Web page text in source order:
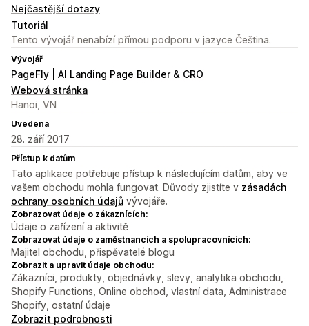
Nejčastější dotazy
Tutoriál
Tento vývojář nenabízí přímou podporu v jazyce Čeština.
Vývojář
PageFly | AI Landing Page Builder & CRO
Webová stránka
Hanoi, VN
Uvedena
28. září 2017
Přístup k datům
Tato aplikace potřebuje přístup k následujícím datům, aby ve
vašem obchodu mohla fungovat. Důvody zjistíte v zásadách
ochrany osobních údajů vývojáře.
Zobrazovat údaje o zákaznících:
Údaje o zařízení a aktivitě
Zobrazovat údaje o zaměstnancích a spolupracovnících:
Majitel obchodu, přispěvatelé blogu
Zobrazit a upravit údaje obchodu:
Zákazníci, produkty, objednávky, slevy, analytika obchodu,
Shopify Functions, Online obchod, vlastní data, Administrace
Shopify, ostatní údaje
Zobrazit podrobnosti